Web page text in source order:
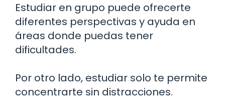
Estudiar en grupo puede ofrecerte
diferentes perspectivas y ayuda en
áreas donde puedas tener
dificultades.
Por otro lado, estudiar solo te permite
concentrarte sin distracciones.